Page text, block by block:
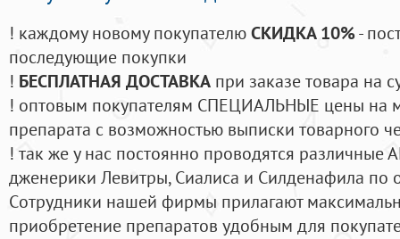
! каждому новому покупателюСКИДКА 10%-
последующие покупки
! БЕСПЛАТНАЯ ДОСТАВКА при заказе товара на
! оптовым покупателям СПЕЦИАЛЬНЫЕ цены на
препарата с возможностью выписки товарного
! так же у нас постоянно проводятся
дженерики Левитры, Сиалиса и Силденафила по
Cотрудники нашей фирмы прилагают
приобретение препаратов удобным для